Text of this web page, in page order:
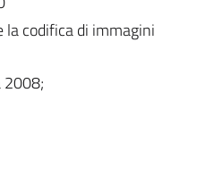
la codifica di immagini
2008;